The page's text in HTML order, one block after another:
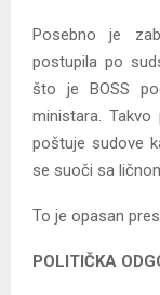
Posebno je
postupila po
što je BOSS
ministara.
poštuje sudove
se suoči sa
To je opasan
POLITIČKA